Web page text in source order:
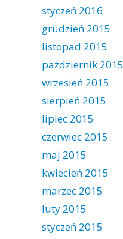
styczeń 2016
grudzień 2015
listopad 2015
październik 2015
wrzesień 2015
sierpień 2015
lipiec 2015
czerwiec 2015
maj 2015
kwiecień 2015
marzec 2015
luty 2015
styczeń 2015